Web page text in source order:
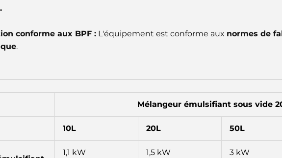
conforme aux BPF :L'équipement est conforme aux normes de
.
Mélangeur émulsifiant sous vide
10L 20L 50L
1,1 kW
1,5 kW
3 kW